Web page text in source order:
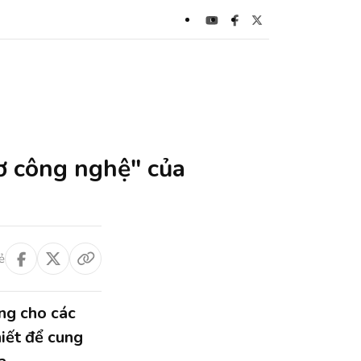
công nghệ" của
cho các
để cung